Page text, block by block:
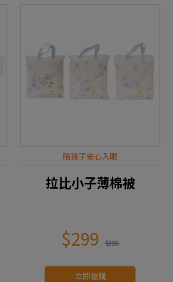
陪孩子安心入眠
拉比小子薄棉被
$299 $399
立即搶購